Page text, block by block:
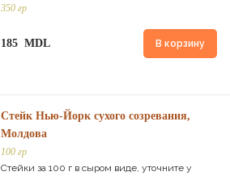
350 гр
185 MDL В корзину
Стейк Нью-Йорк сухого созревания,
Молдова
100 гр
Стейки за 100 г в сыром виде, уточните у